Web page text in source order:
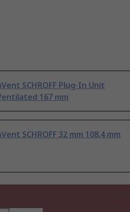
SCHROFF Plug-In Unit
167 mm
SCHROFF 32 mm 108.4 mm